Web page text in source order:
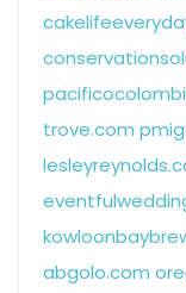
trove.com
abgolo.com